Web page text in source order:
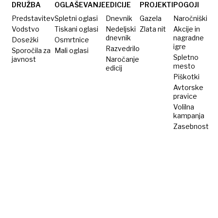
petih
letih
zanj
predlagajo
zapor
letni
brat
DRUŽBA
Predstavitev
Vodstvo
Dosežki
Sporočila za
javnost
OGLAŠEVANJE
Spletni oglasi
Tiskani oglasi
Osmrtnice
Mali oglasi
EDICIJE
Dnevnik
Nedeljski
dnevnik
Razvedrilo
Naročanje
edicij
PROJEKTI
Gazela
Zlata nit
POGOJI
Naročniški
Akcije in
nagradne
igre
Spletno
mesto
Piškotki
Avtorske
pravice
Volilna
kampanja
Zasebnost